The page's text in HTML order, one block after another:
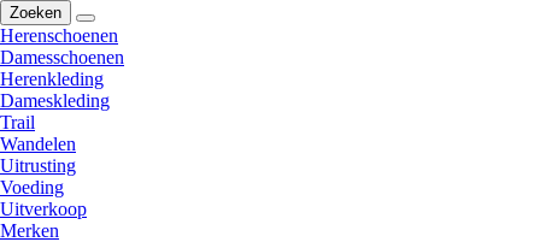
Zoeken
Herenschoenen
Damesschoenen
Herenkleding
Dameskleding
Trail
Wandelen
Uitrusting
Voeding
Uitverkoop
Merken